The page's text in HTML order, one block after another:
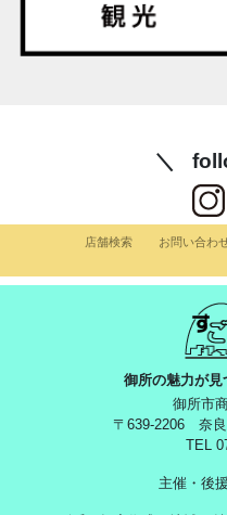
店舗検索 お問い合わ
御所の魅力が見
御所市
〒639-2206 奈良
TEL
主催・後